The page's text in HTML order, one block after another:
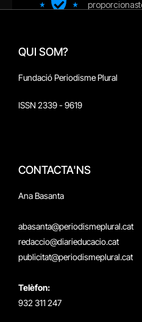
QUI SOM?
Fundació Periodisme Plural
ISSN 2339 - 9619
CONTACTA'NS
Ana Basanta
abasanta@periodismeplural.cat
redaccio@diarieducacio.cat
publicitat@periodismeplural.cat
Telèfon:
932 311 247